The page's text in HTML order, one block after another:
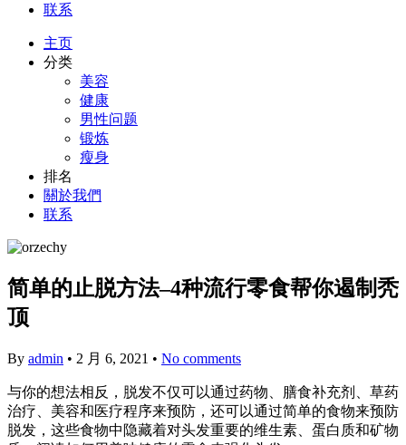
联系
主页
分类
美容
健康
男性问题
锻炼
瘦身
排名
關於我們
联系
简单的止脱方法–4种流行零食帮你遏制秃
顶
By admin • 2 月 6, 2021 • No comments
与你的想法相反，脱发不仅可以通过药物、膳食补充剂、草药
治疗、美容和医疗程序来预防，还可以通过简单的食物来预防
脱发，这些食物中隐藏着对头发重要的维生素、蛋白质和矿物